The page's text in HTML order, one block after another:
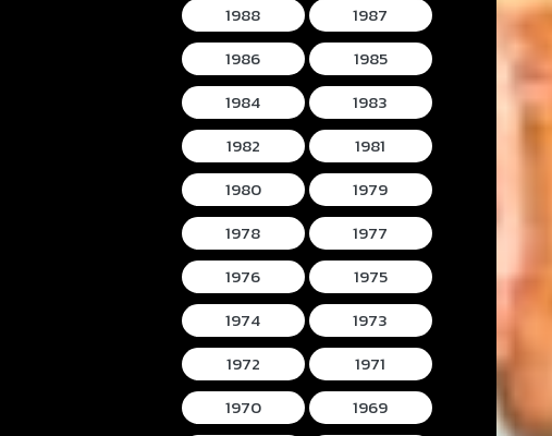
1988
1987
1986
1985
1984
1983
1982
1981
1980
1979
1978
1977
1976
1975
1974
1973
1972
1971
1970
1969